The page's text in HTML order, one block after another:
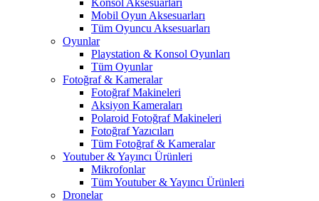
Konsol Aksesuarları
Mobil Oyun Aksesuarları
Tüm Oyuncu Aksesuarları
Oyunlar
Playstation & Konsol Oyunları
Tüm Oyunlar
Fotoğraf & Kameralar
Fotoğraf Makineleri
Aksiyon Kameraları
Polaroid Fotoğraf Makineleri
Fotoğraf Yazıcıları
Tüm Fotoğraf & Kameralar
Youtuber & Yayıncı Ürünleri
Mikrofonlar
Tüm Youtuber & Yayıncı Ürünleri
Dronelar